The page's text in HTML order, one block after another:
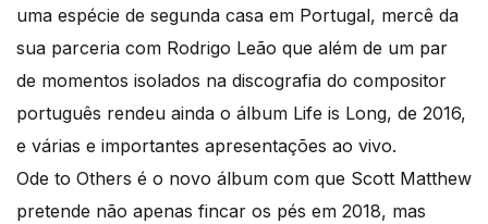
uma espécie de segunda casa em Portugal, mercê da
sua parceria com Rodrigo Leão que além de um par
de momentos isolados na discografia do compositor
português rendeu ainda o álbum Life is Long, de 2016,
e várias e importantes apresentações ao vivo.
Ode to Others é o novo álbum com que Scott Matthew
pretende não apenas fincar os pés em 2018, mas